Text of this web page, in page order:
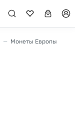
Монеты Европы